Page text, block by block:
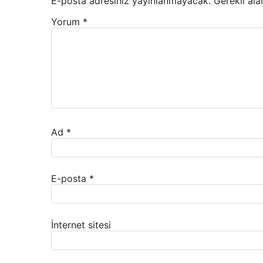
Yorum *
Ad *
E-posta *
İnternet sitesi